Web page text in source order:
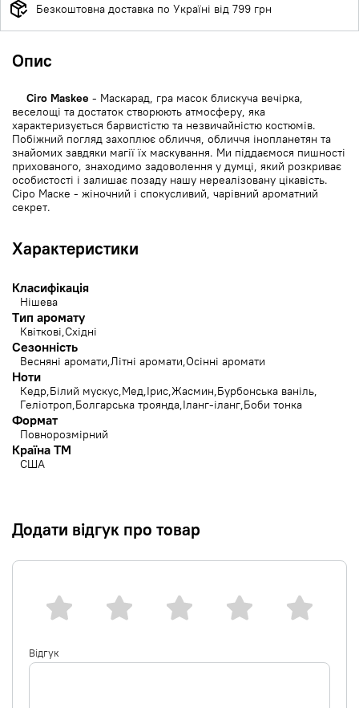
Безкоштовна доставка по Україні від 799 грн
Опис
Ciro Maskee - Маскарад, гра масок блискуча вечірка,
веселощі та достаток створюють атмосферу, яка
характеризується барвистістю та незвичайністю костюмів.
Побіжний погляд захоплює обличчя, обличчя інопланетян та
знайомих завдяки магії їх маскування. Ми піддаємося пишності
прихованого, знаходимо задоволення у думці, який розкриває
особистості і залишає позаду нашу нереалізовану цікавість.
Сіро Маске - жіночний і спокусливий, чарівний ароматний
секрет.
Характеристики
Класифікація
Нішева
Тип аромату
Квіткові Східні
Сезонність
Весняні аромати Літні аромати Осінні аромати
Ноти
Кедр Білий мускус Мед Ірис Жасмин Бурбонська ваніль
Геліотроп Болгарська троянда Іланг-іланг Боби тонка
Формат
Повнорозмірний
Країна ТМ
США
Додати відгук про товар
Відгук